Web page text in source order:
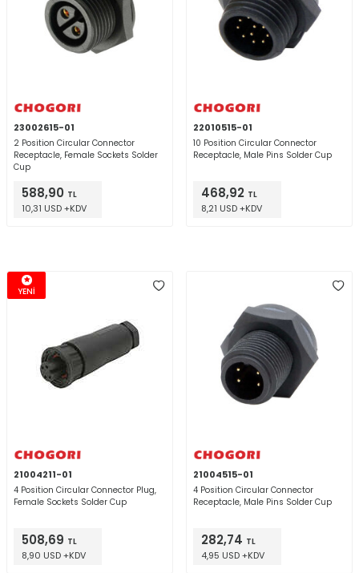
23002615-01
2 Position Circular Connector
Receptacle, Female Sockets Solder
Cup
588,90 TL
10,31 USD +KDV
22010515-01
10 Position Circular Connector
Receptacle, Male Pins Solder Cup
468,92 TL
8,21 USD +KDV
YENİ
21004211-01
4 Position Circular Connector Plug,
Female Sockets Solder Cup
508,69 TL
8,90 USD +KDV
21004515-01
4 Position Circular Connector
Receptacle, Male Pins Solder Cup
282,74 TL
4,95 USD +KDV